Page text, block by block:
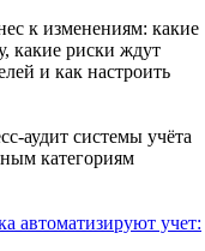
к изменениям: какие
какие риски ждут
и как настроить
аудит системы учёта
категориям
автоматизируют учет: